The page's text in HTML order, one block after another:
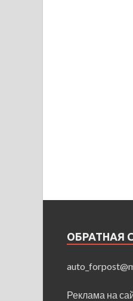
ОБРАТНАЯ
Реклама на